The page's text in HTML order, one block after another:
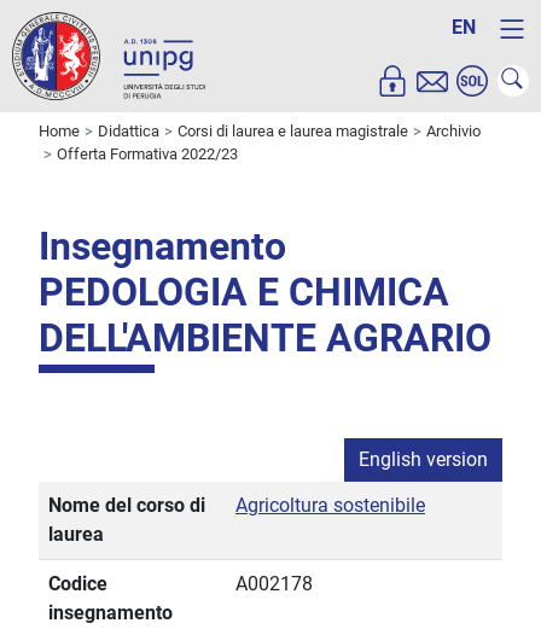
EN
Home Didattica Corsi di laurea e laurea magistrale
Archivio
Offerta Formativa 2022/23
Insegnamento
PEDOLOGIA E CHIMICA
DELL'AMBIENTE AGRARIO
English version
Nome del corso di
laurea
Agricoltura sostenibile
Codice
insegnamento
A002178